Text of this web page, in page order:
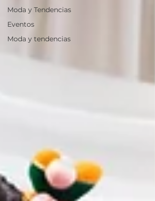
Moda y Tendencias
Eventos
Moda y tendencias